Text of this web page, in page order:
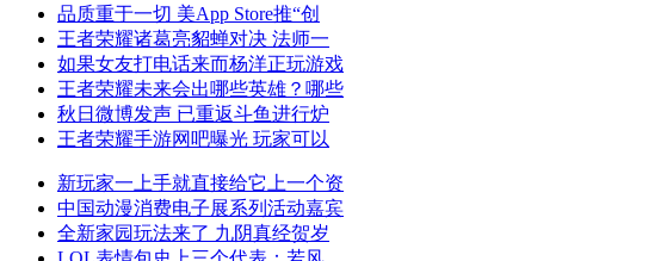
品质重于一切 美App Store推“创
王者荣耀诸葛亮貂蝉对决 法师一
如果女友打电话来而杨洋正玩游戏
王者荣耀未来会出哪些英雄？哪些
秋日微博发声 已重返斗鱼进行炉
王者荣耀手游网吧曝光 玩家可以
新玩家一上手就直接给它上一个资
中国动漫消费电子展系列活动嘉宾
全新家园玩法来了 九阴真经贺岁